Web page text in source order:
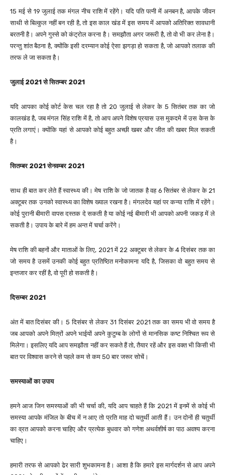
15 मई से 19 जुलाई तक मंगल नीच राशि में रहेंगे। यदि पति पत्नी में अनबन है, आपके जीवन
साथी से बिल्कुल नहीं बन रही है, तो इस काल खंड में इस समय में आपको अतिरिक्त सावधानी
बरतनी है। अपने गुस्से को कंट्रोल करना है। समझौता अगर जरूरी है, तो वो भी कर लेना है।
परन्तु शांत बैठना है, क्योंकि इसी दरम्यान कोई ऐसा झगड़ा हो सकता है, जो आपको तलाक की
तरफ ले जा सकता है।
जुलाई 2021 से सितम्बर 2021
यदि आपका कोई कोर्ट केस चल रहा है तो 20 जुलाई से लेकर के 5 सितंबर तक का जो
कालखंड है, जब मंगल सिंह राशि में है, तो आप अपने विशेष प्रयास उस मुकदमे में उस केस के
प्रति लगाएं। क्योंकि यहां से आपको कोई बहुत अच्छी खबर और जीत की खबर मिल सकती
है।
सितम्बर 2021 सेनवम्बर 2021
साथ ही बात कर लेते हैं स्वास्थ्य की। मेष राशि के जो जातक है वह 6 सितंबर से लेकर के 21
अक्टूबर तक उनको स्वास्थ्य का विशेष ख्याल रखना है। मंगलदेव यहां पर कन्या राशि में रहेंगे।
कोई पुरानी बीमारी वापस दस्तक दे सकती है या कोई नई बीमारी भी आपको अपनी जकड़ में ले
सकती है। उपाय के बारे में हम अन्त में चर्चा करेंगे।
मेष राशि की बहनों और माताओं के लिए, 2021 में 22 अक्टूबर से लेकर के 4 दिसंबर तक का
जो समय है उसमें उनकी कोई बहुत प्रतिष्ठित मनोकामना यदि है, जिसका वो बहुत समय से
इन्तजार कर रहीं है, वो पूरी हो सकती है।
दिसम्बर 2021
अंत में बात दिसंबर की। 5 दिसंबर से लेकर 31 दिसंबर 2021 तक का समय भी वो समय है
जब आपको अपने मित्रों अपने भाईयों अपने कुटुम्ब के लोगों से मानसिक कष्ट निश्चित रूप से
मिलेगा। इसलिए यदि आप समझौता नहीं कर सकते हैं तो, तैयार रहें और इस वक्त भी किसी भी
बात पर विश्वास करने से पहले कम से कम 50 बार जरूर सोचें।
समस्याओं का उपाय
हमने आज जिन समस्याओं की भी चर्चा की, यदि आप चाहते हैं कि 2021 में इनमें से कोई भी
समस्या आपके मंजिल के बीच में न आए तो प्रति माह दो चतुर्थी आती हैं। उन दोनों ही चतुर्थी
का व्रत आपको करना चाहिए और प्रत्येक बुधवार को गणेश अथर्वशीर्ष का पाठ अवश्य करना
चाहिए।
हमारी तरफ से आपको ढेर सारी शुभकामना है। आशा है कि हमारे इस मार्गदर्शन से आप अपने